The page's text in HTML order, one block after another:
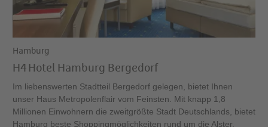
Hamburg
H4 Hotel Hamburg Bergedorf
Im liebenswerten Stadtteil Bergedorf gelegen, bietet Ihnen
unser Haus Metropolenflair vom Feinsten. Mit knapp 1,8
Millionen Einwohnern die zweitgrößte Stadt Deutschlands, bietet
Hamburg beste Shoppingmöglichkeiten rund um die Alster,